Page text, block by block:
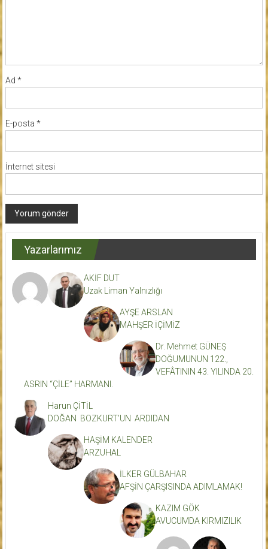
Ad *
E-posta *
İnternet sitesi
Yazarlarımız
AKİF DUT
Uzak Liman Yalnızlığı
AYŞE ARSLAN
MAHŞER İÇİMİZ
Dr. Mehmet GÜNEŞ
DOĞUMUNUN 122.,
VEFÂTININ 43. YILINDA 20.
ASRIN “ÇİLE” HARMANI.
Harun ÇİTİL
DOĞAN BOZKURT’UN ARDIDAN
HAŞİM KALENDER
ARZUHAL
İLKER GÜLBAHAR
AFŞİN ÇARŞISINDA ADIMLAMAK!
KAZIM GÖK
AVUCUMDA KIRMIZILIK